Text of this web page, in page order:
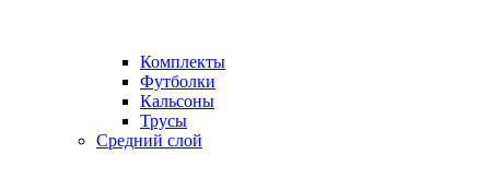
Комплекты
Футболки
Кальсоны
Трусы
Средний слой